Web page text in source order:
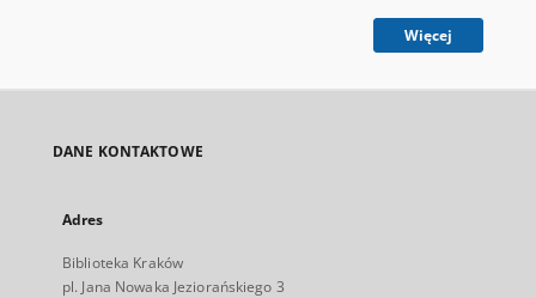
Więcej
DANE KONTAKTOWE
Adres
Biblioteka Kraków
pl. Jana Nowaka Jeziorańskiego 3